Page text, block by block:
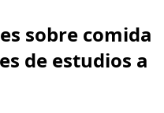
sobre comida
de estudios a